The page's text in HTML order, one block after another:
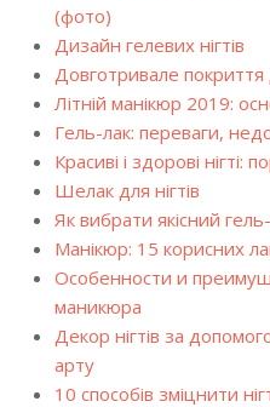
(фото)
Дизайн гелевих нігтів
Довготривале покриття
Літній манікюр 2019:
Гель-лак: переваги,
Красиві і здорові нігті:
Шелак для нігтів
Як вибрати якісний
Манікюр: 15 корисних
Особенности и
маникюра
Декор нігтів за
арту
10 способів зміцнити